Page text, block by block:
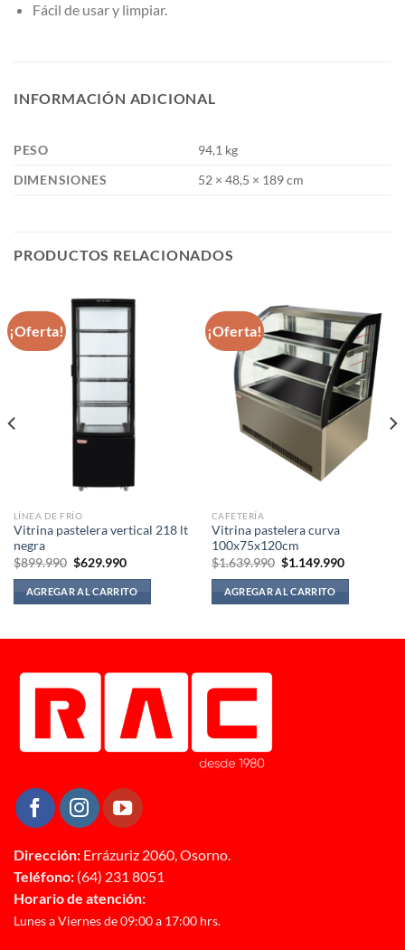
Fácil de usar y limpiar.
INFORMACIÓN ADICIONAL
PESO
94,1 kg
DIMENSIONES
52 × 48,5 × 189 cm
PRODUCTOS RELACIONADOS
¡Oferta!
LÍNEA DE FRÍO
Vitrina pastelera vertical 218 lt
negra
$899.990 El
original
era:
$899.990.
$629.990El
actual
es:
$629.990.
AGREGAR AL CARRITO
¡Oferta!
CAFETERÍA
Vitrina pastelera curva
100x75x120cm
$1.639.990 El
original
era:
$1.639.990.
$1.149.990El
AGREGAR AL CARRITO
Dirección: Errázuriz 2060, Osorno.
Teléfono: (64) 231 8051
Horario de atención:
Lunes a Viernes de 09:00 a 17:00 hrs.